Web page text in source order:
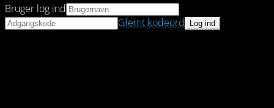
Bruger log ind
Glemt kodeord